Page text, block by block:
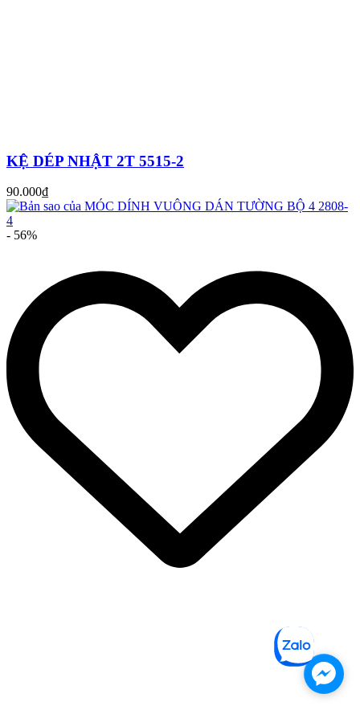
KỆ DÉP NHẬT 2T 5515-2
90.000₫
- 56%